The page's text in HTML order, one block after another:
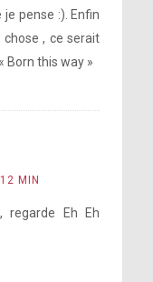
pense :). Enfin
, ce serait
Born this way »
MIN
regarde Eh Eh